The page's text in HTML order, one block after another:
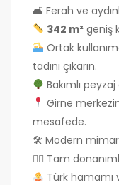
🛋 Ferah ve
342 m²geniş
Ortak
tadını çıkarın.
Bakımlı
Girne
mesafede.
🛠 Modern
🏋‍♂ Tam
Türk hamamı